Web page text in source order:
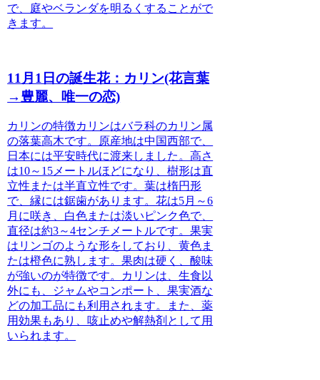
で、庭やベランダを明るくすることがで
きます。
11月1日の誕生花：カリン(花言葉
→豊麗、唯一の恋)
カリンの特徴カリンはバラ科のカリン属
の落葉高木です。原産地は中国西部で、
日本には平安時代に渡来しました。高さ
は10～15メートルほどになり、樹形は直
立性または半直立性です。葉は楕円形
で、縁には鋸歯があります。花は5月～6
月に咲き、白色または淡いピンク色で、
直径は約3～4センチメートルです。果実
はリンゴのような形をしており、黄色ま
たは橙色に熟します。果肉は硬く、酸味
が強いのが特徴です。カリンは、生食以
外にも、ジャムやコンポート、果実酒な
どの加工品にも利用されます。また、薬
用効果もあり、咳止めや解熱剤として用
いられます。